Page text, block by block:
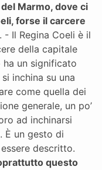
Marmo, dove ci
forse il carcere
- Il Regina Coeli è il
della capitale
ha un significato
inchina su una
come quella dei
generale, un po’
ad inchinarsi
È un gesto di
descritto.
questo